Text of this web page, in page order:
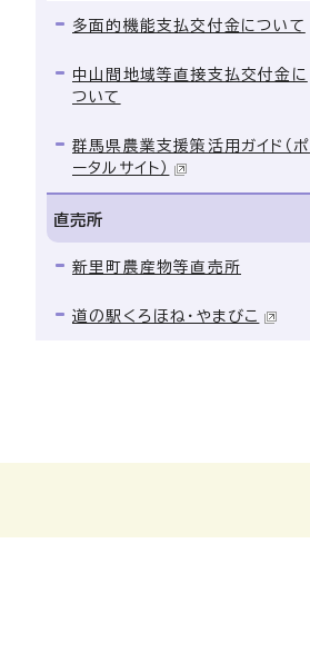
多面的機能支払交付金について
中山間地域等直接支払交付金に
ついて
群馬県農業支援策活用ガイド（ポ
ータルサイト）
直売所
新里町農産物等直売所
道の駅くろほね・やまびこ